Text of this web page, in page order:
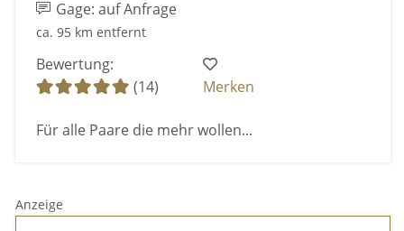
Gage: auf Anfrage
ca. 95 km entfernt
Bewertung:
(14)
Merken
Für alle Paare die mehr wollen...
Anzeige